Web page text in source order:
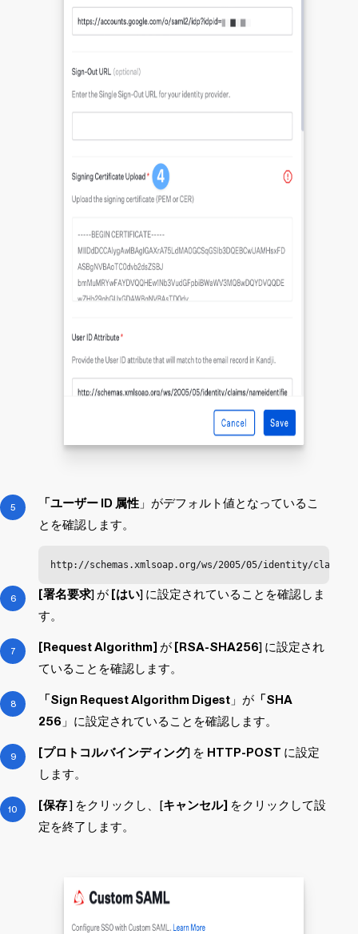
「ユーザー ID 属性 」がデフォルト値となっているこ
とを確認します。
http://schemas.xmlsoap.org/ws/2005/05/identity/claims/
[署名要求] が [はい] に設定されていることを確認しま
す。
[Request Algorithm] が [RSA-SHA256] に設定され
ていることを確認します。
「Sign Request Algorithm Digest 」が 「SHA
256 」に設定されていることを確認します。
[プロトコルバインディング] を HTTP-POST に設定
します。
[保存] をクリックし、[キャンセル] をクリックして設
定を終了します。